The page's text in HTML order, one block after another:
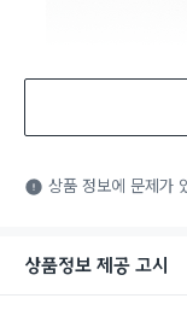
KC인증:
전, 보건,
상품 정보에 문제가
상품정보 제공 고시